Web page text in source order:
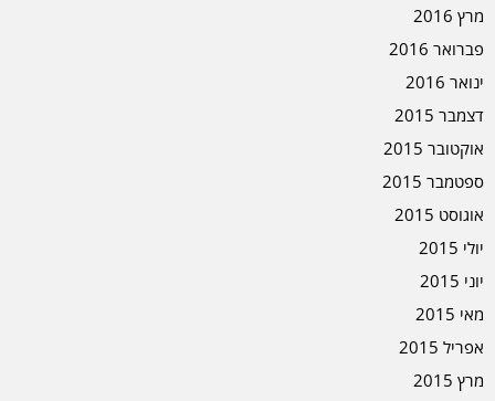
מרץ 2016
פברואר 2016
ינואר 2016
דצמבר 2015
אוקטובר 2015
ספטמבר 2015
אוגוסט 2015
יולי 2015
יוני 2015
מאי 2015
אפריל 2015
מרץ 2015